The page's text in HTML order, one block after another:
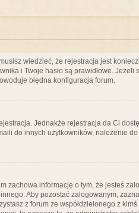
wiedzieć, że rejestracja jest
i Twoje hasło są prawidłowe. Jeżeli
błędna konfiguracja forum.
Jednakże rejestracja da Ci
do innych użytkowników, należenie
zachowa informację o tym, że jesteś
Aby pozostać zalogowanym,
z forum ze współdzielonego z